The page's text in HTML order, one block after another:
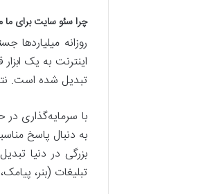
چرا سئو سایت برای
روزانه
اینترنت به یک
تبدیل شده است.
با سرمایه‌گذاری
به دنبال پاسخ
بزرگی در دنیا
تبلیغات (بنر،